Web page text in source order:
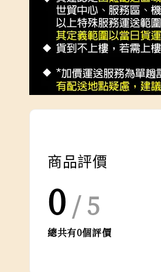
商品評價
0 / 5
總共有0個評價